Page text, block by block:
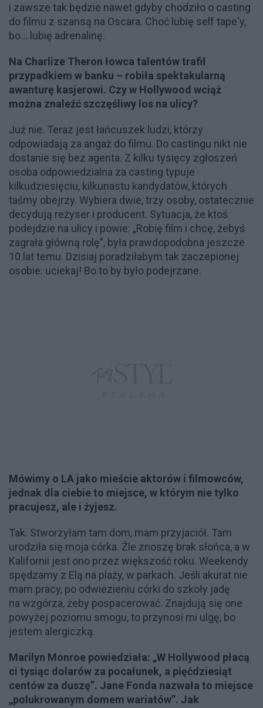
i zawsze tak będzie nawet gdyby chodziło o casting
do filmu z szansą na Oscara. Choć lubię self tape'y,
bo... lubię adrenalinę.
Na Charlize Theron łowca talentów trafił
przypadkiem w banku – robiła spektakularną
awanturę kasjerowi. Czy w Hollywood wciąż
można znaleźć szczęśliwy los na ulicy?
Już nie. Teraz jest łańcuszek ludzi, którzy
odpowiadają za angaż do filmu. Do castingu nikt nie
dostanie się bez agenta. Z kilku tysięcy zgłoszeń
osoba odpowiedzialna za casting typuje
kilkudziesięciu, kilkunastu kandydatów, których
taśmy obejrzy. Wybiera dwie, trzy osoby, ostatecznie
decydują reżyser i producent. Sytuacja, że ktoś
podejdzie na ulicy i powie: „Robię film i chcę, żebyś
zagrała główną rolę”, była prawdopodobna jeszcze
10 lat temu. Dzisiaj poradziłabym tak zaczepionej
osobie: uciekaj! Bo to by było podejrzane.
Mówimy o LA jako mieście aktorów i filmowców,
jednak dla ciebie to miejsce, w którym nie tylko
pracujesz, ale i żyjesz.
Tak. Stworzyłam tam dom, mam przyjaciół. Tam
urodziła się moja córka. Źle znoszę brak słońca, a w
Kalifornii jest ono przez większość roku. Weekendy
spędzamy z Elą na plaży, w parkach. Jeśli akurat nie
mam pracy, po odwiezieniu córki do szkoły jadę
na wzgórza, żeby pospacerować. Znajdują się one
powyżej poziomu smogu, to przynosi mi ulgę, bo
jestem alergiczką.
Marilyn Monroe powiedziała: „W Hollywood płacą
ci tysiąc dolarów za pocałunek, a pięćdziesiąt
centów za duszę”. Jane Fonda nazwała to miejsce
„polukrowanym domem wariatów”. Jak